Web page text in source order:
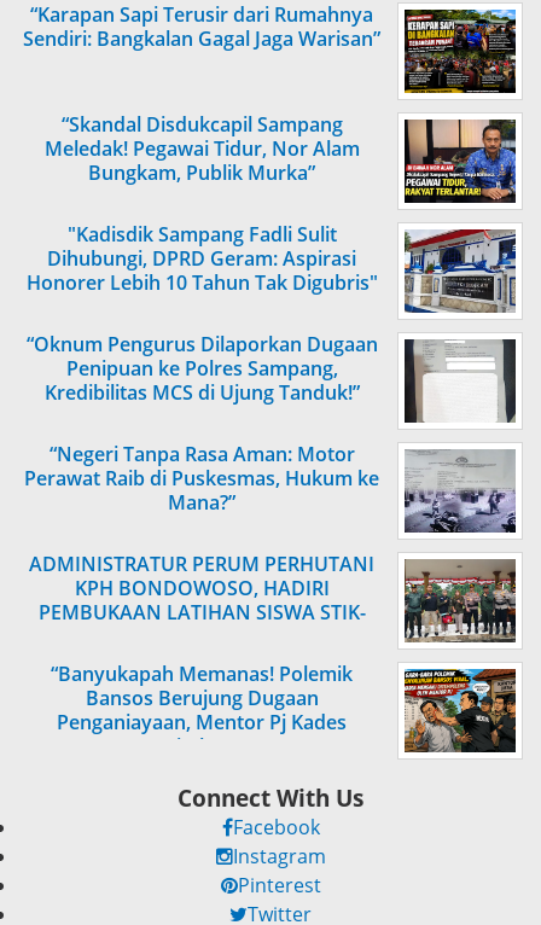
“Karapan Sapi Terusir dari Rumahnya
Sendiri: Bangkalan Gagal Jaga Warisan”
“Skandal Disdukcapil Sampang
Meledak! Pegawai Tidur, Nor Alam
Bungkam, Publik Murka”
"Kadisdik Sampang Fadli Sulit
Dihubungi, DPRD Geram: Aspirasi
Honorer Lebih 10 Tahun Tak Digubris"
“Oknum Pengurus Dilaporkan Dugaan
Penipuan ke Polres Sampang,
Kredibilitas MCS di Ujung Tanduk!”
“Negeri Tanpa Rasa Aman: Motor
Perawat Raib di Puskesmas, Hukum ke
Mana?”
ADMINISTRATUR PERUM PERHUTANI
KPH BONDOWOSO, HADIRI
PEMBUKAAN LATIHAN SISWA STIK-
“Banyukapah Memanas! Polemik
Bansos Berujung Dugaan
Penganiayaan, Mentor Pj Kades
Ditahan”
Connect With Us
Facebook
Instagram
Pinterest
Twitter